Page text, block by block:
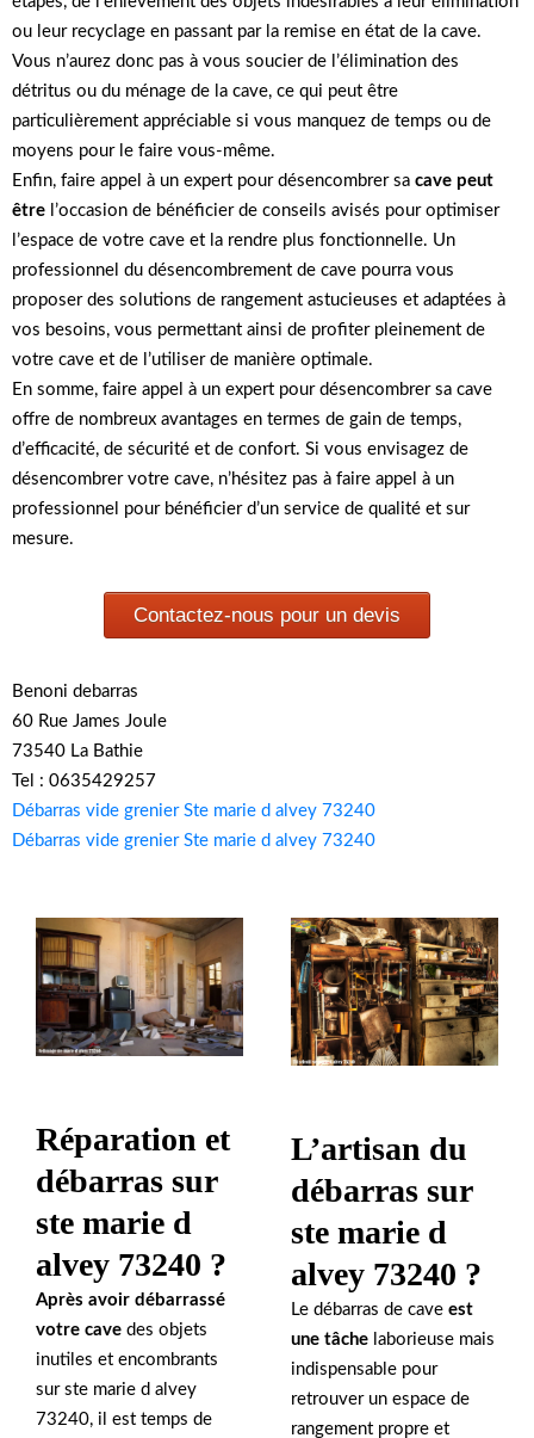
ou leur recyclage en passant par la remise en état de la cave.
Vous n’aurez donc pas à vous soucier de l’élimination des
détritus ou du ménage de la cave, ce qui peut être
particulièrement appréciable si vous manquez de temps ou de
moyens pour le faire vous-même.
Enfin, faire appel à un expert pour désencombrer sa cave peut
être l’occasion de bénéficier de conseils avisés pour optimiser
l’espace de votre cave et la rendre plus fonctionnelle. Un
professionnel du désencombrement de cave pourra vous
proposer des solutions de rangement astucieuses et adaptées à
vos besoins, vous permettant ainsi de profiter pleinement de
votre cave et de l’utiliser de manière optimale.
En somme, faire appel à un expert pour désencombrer sa cave
offre de nombreux avantages en termes de gain de temps,
d’efficacité, de sécurité et de confort. Si vous envisagez de
désencombrer votre cave, n’hésitez pas à faire appel à un
professionnel pour bénéficier d’un service de qualité et sur
mesure.
Contactez-nous pour un devis
Benoni debarras
60 Rue James Joule
73540 La Bathie
Tel : 0635429257
Débarras vide grenier Ste marie d alvey 73240
Débarras vide grenier Ste marie d alvey 73240
Réparation et
débarras sur
ste marie d
alvey 73240 ?
Après avoir débarrassé
votre cave des objets
inutiles et encombrants
sur ste marie d alvey
73240, il est temps de
L’artisan du
débarras sur
ste marie d
alvey 73240 ?
Le débarras de cave est
une tâche laborieuse mais
indispensable pour
retrouver un espace de
rangement propre et